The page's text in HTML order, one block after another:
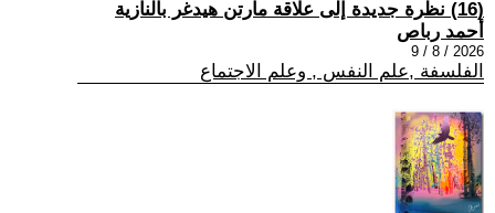
(16) نظرة جديدة إلى علاقة مارتن هيدغر بالنازية
أحمد رباص
2026 / 8 / 9
الفلسفة ,علم النفس , وعلم الاجتماع